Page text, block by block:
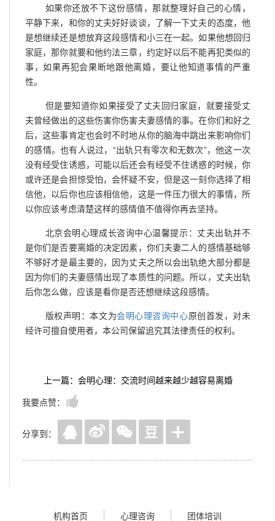
如果你还放不下这份感情，那就整理好自己的心情，
平静下来，和你的丈夫好好谈谈，了解一下丈夫的态度，他
是想继续还是想放弃这段感情和小三在一起。如果他想回归
家庭，那你就要和他约法三章，约定好以后不能再犯类似的
事，如果再犯会果断地跟他离婚，要让他知道事情的严重
性。
但是要知道你如果接受了丈夫回归家庭，就要接受丈
夫曾经做出的这些伤害你伤害夫妻感情的事。在你们和好之
后，这些事肯定也会时不时地从你的脑海中跳出来影响你们
的感情。也有人说过，“出轨只有零次和无数次”，他这一次
没有经受住诱惑，可能以后还会有经受不住诱惑的时候，你
或许还是会担惊受怕，会怀疑不安，但是这一刻你选择了相
信他，以后你也应该相信他，这是一件压力很大的事情，所
以你应该考虑清楚这样的感情值不值得你再去坚持。
北京会明心理成长咨询中心温馨提示：丈夫出轨并不
是你们是否要离婚的决定因素，你们夫妻二人的感情基础够
不够好才是最主要的，因为丈夫之所以会出轨绝大部分都是
因为你们的夫妻感情出现了本质性的问题。所以，丈夫出轨
后你怎么做，应该是看你是否还想继续这段感情。
版权声明：本文为会明心理咨询中心原创首发，对未
经许可擅自使用者，本公司保留追究其法律责任的权利。
上一篇：会明心理：交流时间越来越少越容易离婚
我要点赞：
分享到：
机构首页 心理咨询 团体培训